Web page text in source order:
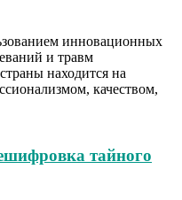
инновационных
и травм
находится на
качеством,
тайного